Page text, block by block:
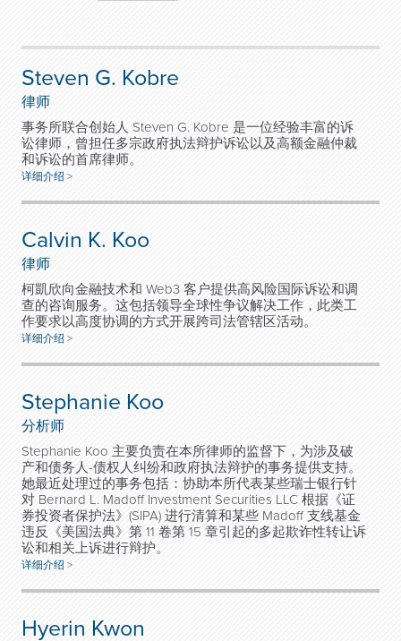
Steven G. Kobre
律师
事务所联合创始人 Steven G. Kobre 是一位经验丰富的诉
讼律师，曾担任多宗政府执法辩护诉讼以及高额金融仲裁
和诉讼的首席律师。
详细介绍 >
Calvin K. Koo
律师
柯凱欣向金融技术和 Web3 客户提供高风险国际诉讼和调
查的咨询服务。这包括领导全球性争议解决工作，此类工
作要求以高度协调的方式开展跨司法管辖区活动。
详细介绍 >
Stephanie Koo
分析师
Stephanie Koo 主要负责在本所律师的监督下，为涉及破
产和债务人-债权人纠纷和政府执法辩护的事务提供支持。
她最近处理过的事务包括：协助本所代表某些瑞士银行针
对 Bernard L. Madoff Investment Securities LLC 根据《证
券投资者保护法》(SIPA) 进行清算和某些 Madoff 支线基金
违反《美国法典》第 11 卷第 15 章引起的多起欺诈性转让诉
讼和相关上诉进行辩护。
详细介绍 >
Hyerin Kwon